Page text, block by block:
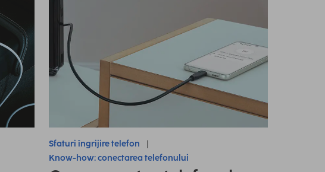
Sfaturi îngrijire telefon
Know-how: conectarea telefonului